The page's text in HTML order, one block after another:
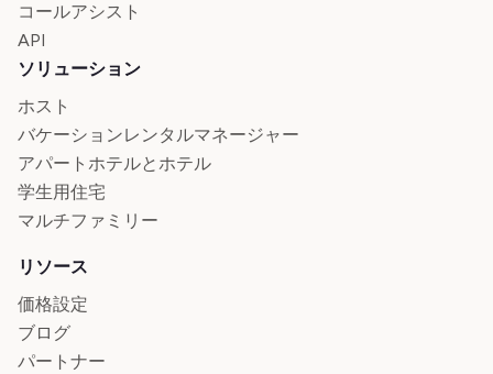
コールアシスト
API
ソリューション
ホスト
バケーションレンタルマネージャー
アパートホテルとホテル
学生用住宅
マルチファミリー
リソース
価格設定
ブログ
パートナー